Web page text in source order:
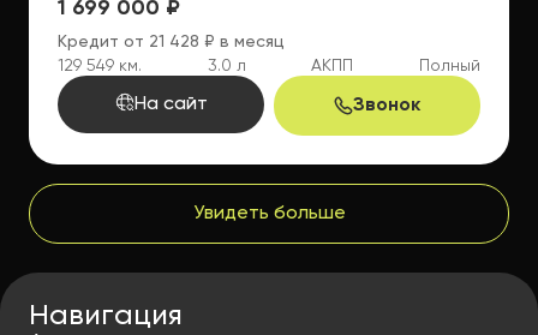
1 699 000 ₽
Кредит от 21 428 ₽ в месяц
129 549 км.
3.0 л АКПП Полный
На сайт Звонок
Увидеть больше
Навигация